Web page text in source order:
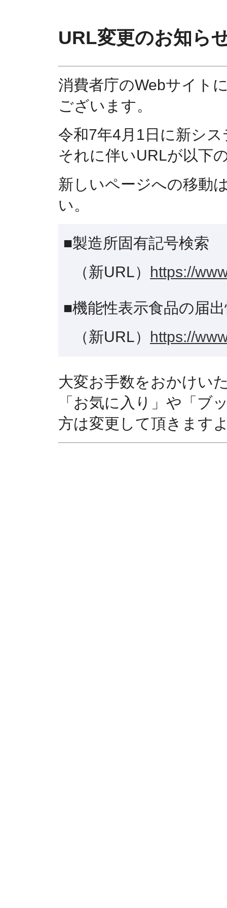
URL変更のお知ら
消費者庁のWebサイト
ございます。
令和7年4月1日に新シ
それに伴いURLが以下
新しいページへの移動
い。
■製造所固有記号検索
（新URL） https://
■機能性表示食品の届
（新URL） https://
大変お手数をおかけい
「お気に入り」や「ブ
方は変更して頂きます